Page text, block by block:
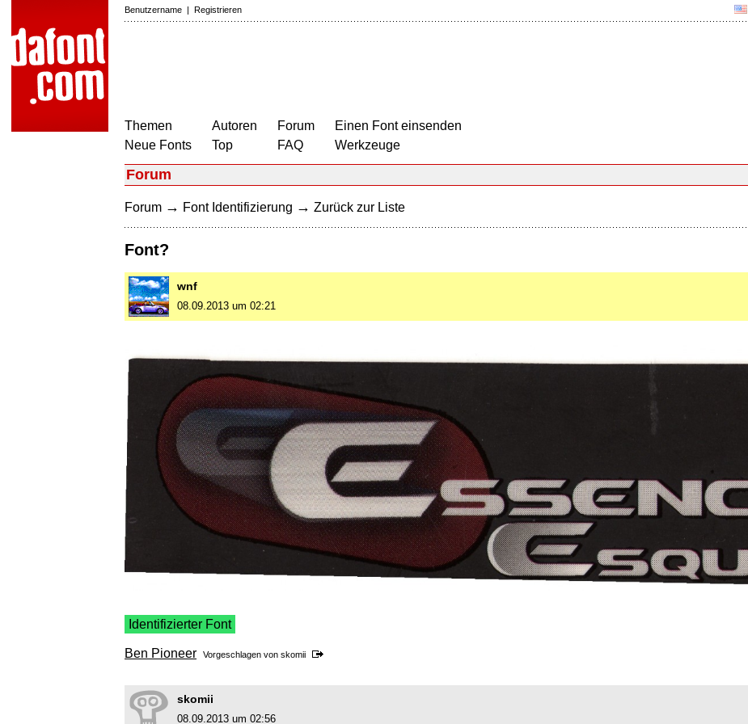
Benutzername | Registrieren
Themen
Neue Fonts
Autoren
Top
Forum
FAQ
Einen Font einsenden
Werkzeuge
Forum
Forum → Font Identifizierung → Zurück zur Liste
Font?
wnf
08.09.2013 um 02:21
Identifizierter Font
Ben Pioneer Vorgeschlagen von skomii
skomii
08.09.2013 um 02:56